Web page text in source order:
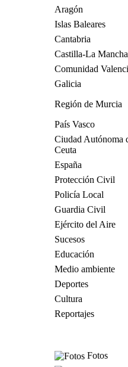
Aragón
Islas Baleares
Cantabria
Castilla-La Mancha
Comunidad
Galicia
Región de Murcia
País Vasco
Ciudad Autónoma
Ceuta
España
Protección Civil
Policía Local
Guardia Civil
Ejército del Aire
Sucesos
Educación
Medio ambiente
Deportes
Cultura
Reportajes
Fotos